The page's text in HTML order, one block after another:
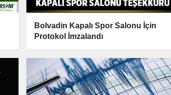
Bolvadin Kapalı Spor Salonu İçin
Protokol İmzalandı